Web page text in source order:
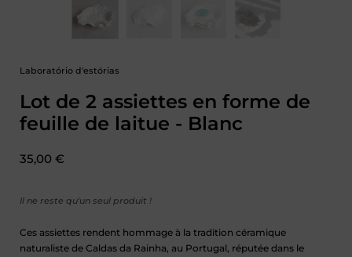
Laboratório d'estórias
Lot de 2 assiettes en forme de
feuille de laitue - Blanc
Prix :
35,00 €
Il ne reste qu'un seul produit !
Ces assiettes rendent hommage à la tradition céramique
naturaliste de Caldas da Rainha, au Portugal, réputée dans le